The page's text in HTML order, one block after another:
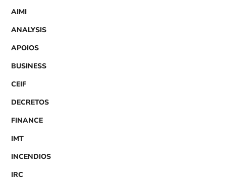
AIMI
ANALYSIS
APOIOS
BUSINESS
CEIF
DECRETOS
FINANCE
IMT
INCENDIOS
IRC